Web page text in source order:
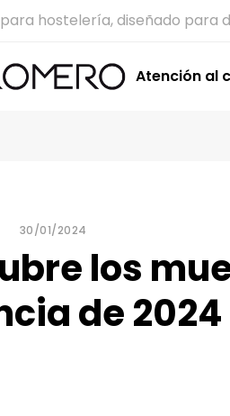
hostelería, diseñado para
Atención al
30/01/2024
los
de 2024